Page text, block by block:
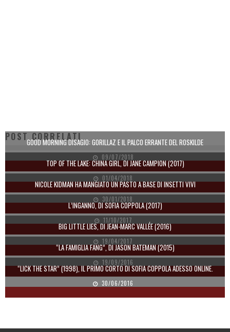
POST CORRELATI
GOOD MORNING DISAGIO: GORILLAZ E IL PALCO ERRANTE DEL ROSKILDE
09/07/2018
TOP OF THE LAKE: CHINA GIRL, DI JANE CAMPION (2017)
01/04/2018
NICOLE KIDMAN HA MANGIATO UN PASTO A BASE DI INSETTI VIVI
30/01/2018
L’INGANNO, DI SOFIA COPPOLA (2017)
11/10/2017
BIG LITTLE LIES, DI JEAN-MARC VALLÉE (2016)
19/04/2017
“LA FAMIGLIA FANG”, DI JASON BATEMAN (2015)
19/09/2016
“LICK THE STAR” (1998), IL PRIMO CORTO DI SOFIA COPPOLA ADESSO ONLINE.
30/06/2016